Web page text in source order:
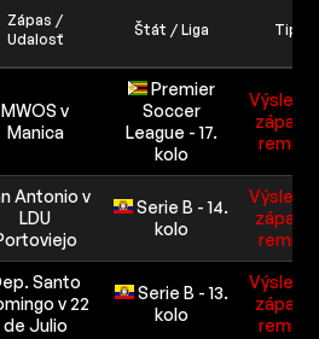
Zápas /
Udalosť
Štát / Liga Tip
MWOS v
Manica
Premier
Soccer
League - 17.
kolo
zápasu:
remíza
Antonio v
LDU
Serie B - 14.
kolo
zápasu:
remíza
Santo
v 22
de Julio
Serie B - 13.
kolo
zápasu:
remíza